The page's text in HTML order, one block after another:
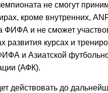
не смогут
кроме внутренних,
ФИФА и не сможет
развития курсах и
и Азиатской
(АФК).
действовать до